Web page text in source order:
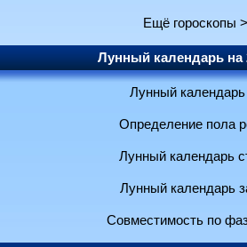
Ещё гороскопы
Лунный календарь на
Лунный календарь
Определение пола
Лунный календарь
Лунный календарь
Совместимость по